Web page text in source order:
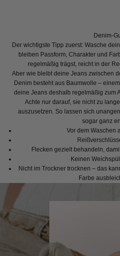
Denim-
Der wichtigste Tipp zuerst: Wasche
bleiben Passform, Charakter und
regelmäßig trägst, reicht in der
Aber wie bleibt deine Jeans zwischen
Denim besteht aus Baumwolle –
deine Jeans deshalb regelmäßig zum
Achte nur darauf, sie nicht zu
auszusetzen. So lassen sich
sogar ganz
Vor dem Waschen
Flecken gezielt behandeln,
Keinen
Nicht im Trockner trocknen – das
Farbe